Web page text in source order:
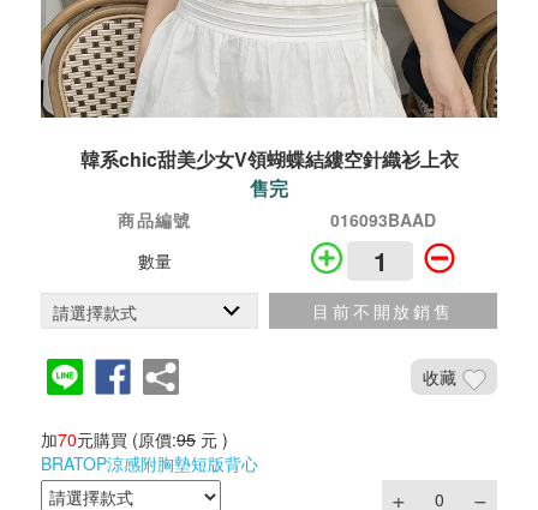
韓系chic甜美少女V領蝴蝶結縷空針織衫上衣
售完
商品編號
016093BAAD
數量
目前不開放銷售
收藏
加70元購買 (原價:95 元 )
BRATOP涼感附胸墊短版背心